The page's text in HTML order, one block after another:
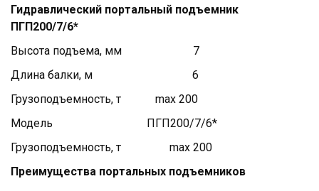
Гидравлический портальный подъемник
ПГП200/7/6*
Высота подъема, мм 7
Длина балки, м 6
Грузоподъемность, т max 200
Модель ПГП200/7/6*
Грузоподъемность, т max 200
Преимущества портальных подъемников